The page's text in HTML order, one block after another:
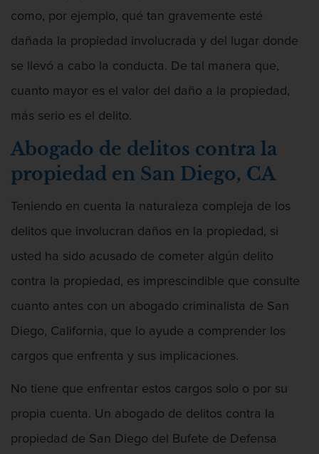
corporales graves
Asalto agravado
Asalto con Arma Mortal
Asalto con químicos cáusticos
Asalto contra un Funcionario Público
Asuntos Posteriores a la Condena
Eliminación de Antecedentes Penales
Sello de Registros de Arresto
Violación de la libertad condicional
Defensa Criminal
Defensa de Homicidios
como, por ejemplo, qué tan gravemente esté
dañada la propiedad involucrada y del lugar donde
se llevó a cabo la conducta. De tal manera que,
cuanto mayor es el valor del daño a la propiedad,
más serio es el delito.
Abogado de delitos contra la
propiedad en San Diego, CA
Teniendo en cuenta la naturaleza compleja de los
delitos que involucran daños en la propiedad, si
usted ha sido acusado de cometer algún delito
contra la propiedad, es imprescindible que consulte
cuanto antes con un abogado criminalista de San
Diego, California, que lo ayude a comprender los
cargos que enfrenta y sus implicaciones.
No tiene que enfrentar estos cargos solo o por su
propia cuenta. Un abogado de delitos contra la
propiedad de San Diego del Bufete de Defensa